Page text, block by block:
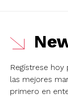
Regístrese
las mejores
primero en